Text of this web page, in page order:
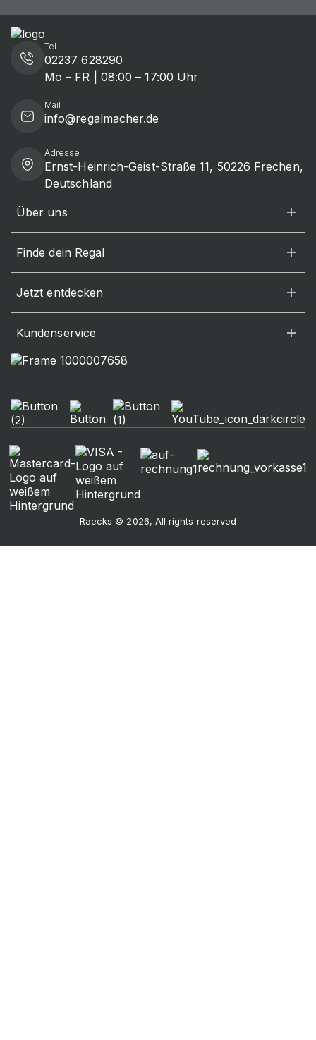
Tel
02237 628290
Mo – FR | 08:00 – 17:00 Uhr
Mail
info@regalmacher.de
Adresse
Ernst-Heinrich-Geist-Straße 11, 50226 Frechen,
Deutschland
Über uns
Finde dein Regal
Jetzt entdecken
Kundenservice
Raecks © 2026, All rights reserved